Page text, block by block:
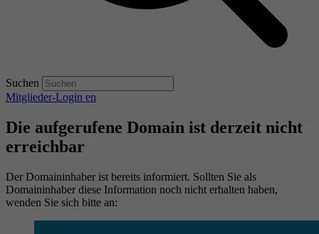
Suchen
Mitglieder-Login en
Die aufgerufene Domain ist derzeit nicht
erreichbar
Der Domaininhaber ist bereits informiert. Sollten Sie als
Domaininhaber diese Information noch nicht erhalten haben,
wenden Sie sich bitte an: